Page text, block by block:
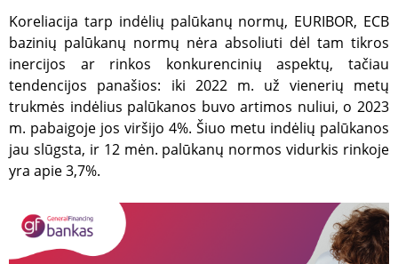
Koreliacija tarp indėlių palūkanų normų, EURIBOR, ECB
bazinių palūkanų normų nėra absoliuti dėl tam tikros
inercijos ar rinkos konkurencinių aspektų, tačiau
tendencijos panašios: iki 2022 m. už vienerių metų
trukmės indėlius palūkanos buvo artimos nuliui, o 2023
m. pabaigoje jos viršijo 4%. Šiuo metu indėlių palūkanos
jau slūgsta, ir 12 mėn. palūkanų normos vidurkis rinkoje
yra apie 3,7%.